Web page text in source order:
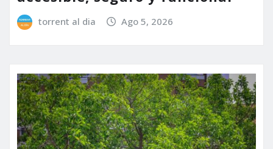
torrent al dia Ago 5, 2026